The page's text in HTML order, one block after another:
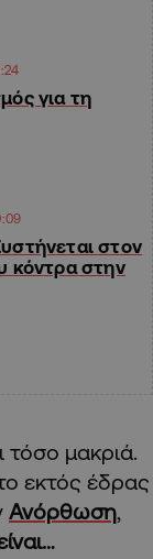
για τη
στον
κόντρα στην
τόσο μακριά.
εκτός έδρας
Ανόρθωση,